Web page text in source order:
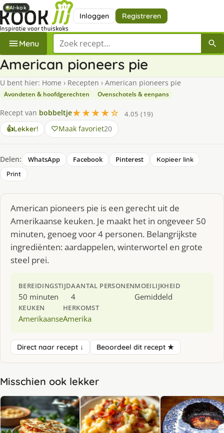
Inloggen Registreren
Menu Zoek een recept
American pioneers pie
U bent hier: Home › Recepten › American pioneers pie
Avondeten & hoofdgerechten Ovenschotels & eenpans
Recept van bobbeltje★★★★☆
4.05 (19)
👍Lekker! Maak favoriet20
Delen: WhatsApp Facebook Pinterest
Kopieer link
Print
American pioneers pie is een gerecht uit de
Amerikaanse keuken. Je maakt het in ongeveer 50
minuten, genoeg voor 4 personen. Belangrijkste
ingrediënten: aardappelen, winterwortel en grote
steel prei.
BEREIDINGSTIJD
50 minuten
AANTAL PERSONEN
4
MOEILIJKHEID
Gemiddeld
KEUKEN
Amerikaanse
HERKOMST
Amerika
Direct naar recept ↓ Beoordeel dit recept ★
Misschien ook lekker
AI-kok
AI-kok
AI-kok
AI-kok